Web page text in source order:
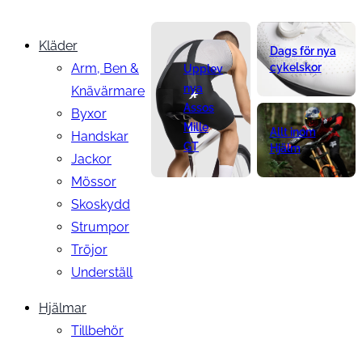
Kläder
Arm, Ben &
Knävärmare
Byxor
Handskar
Jackor
Mössor
Skoskydd
Strumpor
Tröjor
Underställ
Hjälmar
Tillbehör
Upplev
nya
Assos
Mille
GT
Dags för nya
cykelskor
Allt inom
Hjälm